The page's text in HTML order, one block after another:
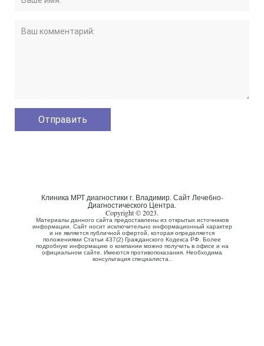
Клиника МРТ диагностики г. Владимир. Сайт Лечебно-
Диагностического Центра.
Copyright © 2023.
Материалы данного сайта предоставлены из открытых источников
информации. Сайт носит исключительно информационный характер
и не является публичной офертой, которая определяется
положениями Статьи 437(2) Гражданского Кодекса РФ. Более
подробную информацию о компании можно получить в офисе и на
официальном сайте. Имеются противопоказания. Необходима
консультация специалиста..